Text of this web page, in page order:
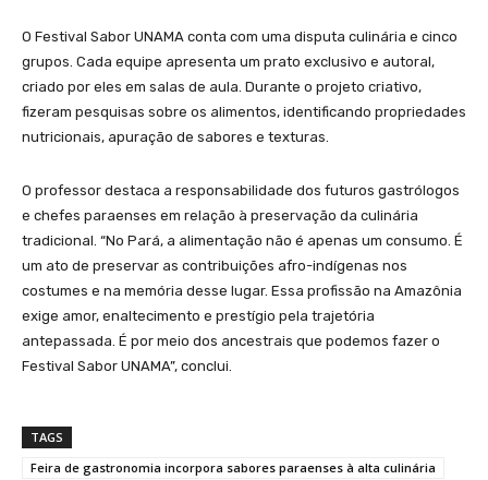
O Festival Sabor UNAMA conta com uma disputa culinária e cinco
grupos. Cada equipe apresenta um prato exclusivo e autoral,
criado por eles em salas de aula. Durante o projeto criativo,
fizeram pesquisas sobre os alimentos, identificando propriedades
nutricionais, apuração de sabores e texturas.
O professor destaca a responsabilidade dos futuros gastrólogos
e chefes paraenses em relação à preservação da culinária
tradicional. “No Pará, a alimentação não é apenas um consumo. É
um ato de preservar as contribuições afro-indígenas nos
costumes e na memória desse lugar. Essa profissão na Amazônia
exige amor, enaltecimento e prestígio pela trajetória
antepassada. É por meio dos ancestrais que podemos fazer o
Festival Sabor UNAMA”, conclui.
TAGS
Feira de gastronomia incorpora sabores paraenses à alta culinária